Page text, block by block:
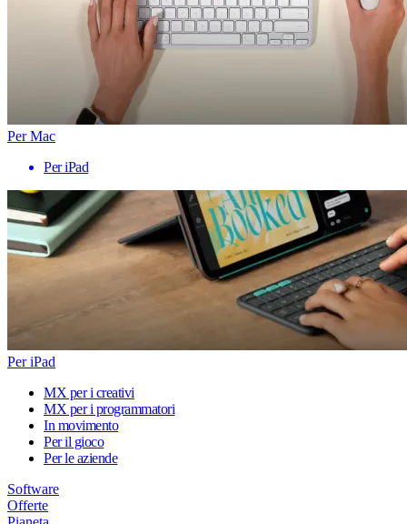
Per Mac
Per iPad
Per iPad
MX per i creativi
MX per i programmatori
In movimento
Per il gioco
Per le aziende
Software
Offerte